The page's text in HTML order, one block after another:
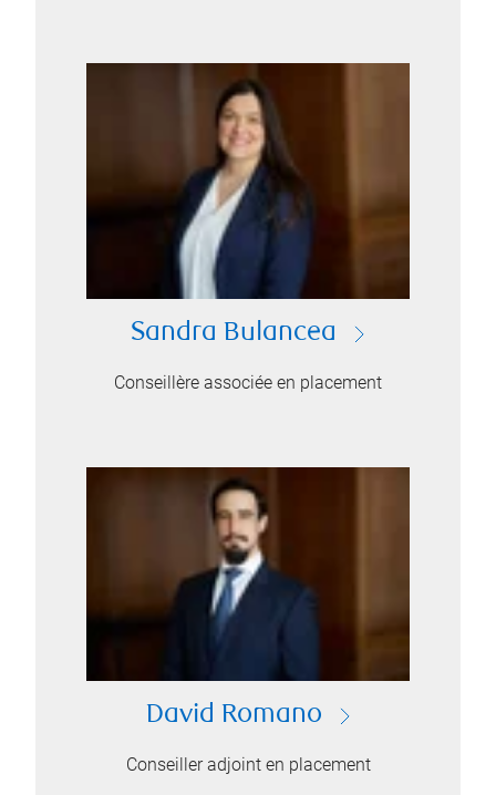
Sandra Bulancea
Conseillère associée en placement
David Romano
Conseiller adjoint en placement